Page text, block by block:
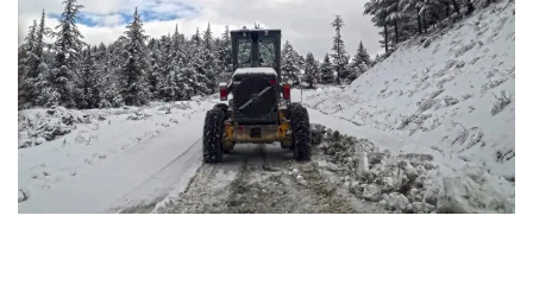
SAĞLIK
FİRMA HABER
OTURUM AÇ
KAYIT